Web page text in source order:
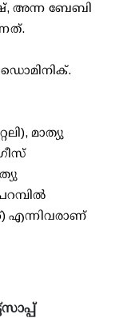
അന്ന ബേബി
മാത്യു
എന്നിവരാണ്